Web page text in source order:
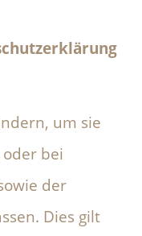
um sie
bei
der
Dies gilt